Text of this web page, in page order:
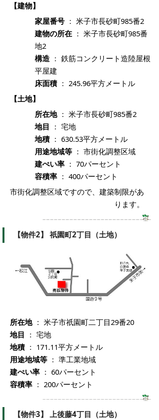
【建物】
家屋番号 ： 米子市長砂町985番2
建物の所在 ： 米子市長砂町985番
地2
構造 ： 鉄筋コンクリート造陸屋根
平屋建
床面積： 245.96平方メートル
【土地】
所在地： 米子市長砂町985番2
地目 ： 宅地
地積： 630.53平方メートル
用途地域等 ： 市街化調整区域
建ぺい率 ： 70パーセント
容積率 ： 400パーセント
市街化調整区域ですので、建築制限があ
ります。
【物件2】 祇園町2丁目（土地）
所在地： 米子市祇園町二丁目29番20
地目 ： 宅地
地積： 171.11平方メートル
用途地域等 ： 準工業地域
建ぺい率 ： 60パーセント
容積率 ： 200パーセント
【物件3】 上後藤4丁目（土地）